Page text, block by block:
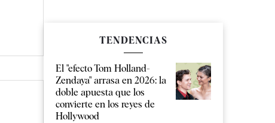
TENDENCIAS
El "efecto Tom Holland-
Zendaya" arrasa en 2026: la
doble apuesta que los
convierte en los reyes de
Hollywood